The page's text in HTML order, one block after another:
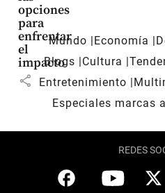
opciones
para
enfrentar
el
impacto
share
Mundo Economía
Blogs
Cultura
Entretenimiento
Especiales marcas
REDES